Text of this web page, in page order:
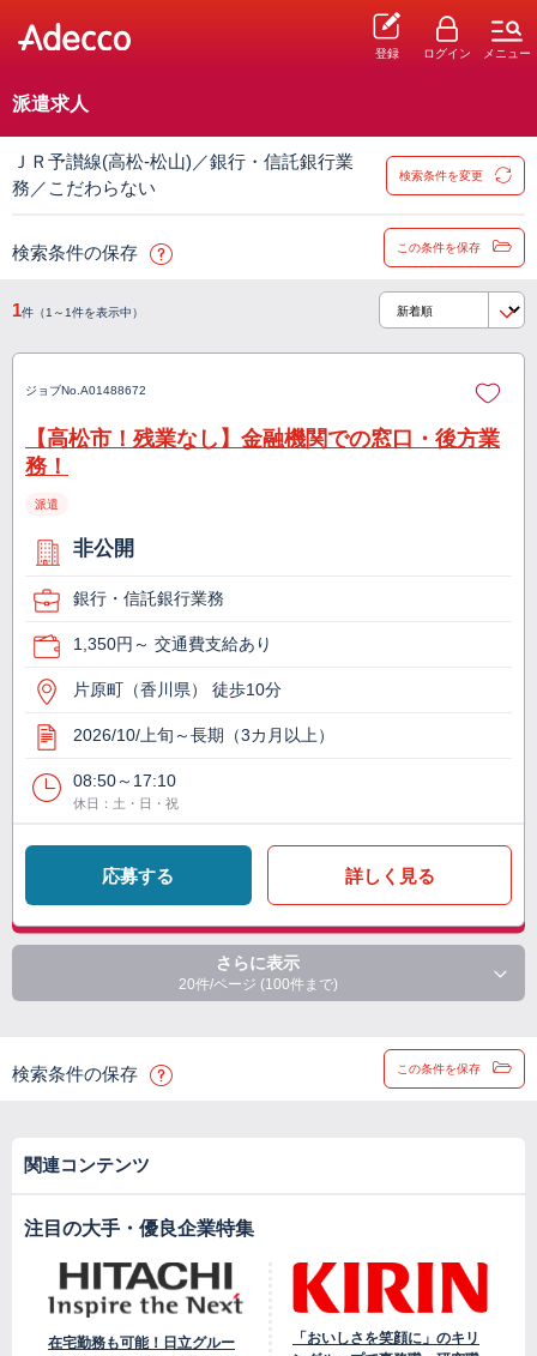
登録 ログイン メニュー
派遣求人
ＪＲ予讃線(高松-松山)／銀行・信託銀行業
務／こだわらない
検索条件を変更
検索条件の保存 この条件を保存
1件（1～1件を表示中）
ジョブNo. A01488672
【高松市！残業なし】金融機関での窓口・後方業
務！
派遣
非公開
銀行・信託銀行業務
1,350円～ 交通費支給あり
片原町（香川県） 徒歩10分
2026/10/上旬～長期（3カ月以上）
08:50～17:10
休日：土・日・祝
応募する 詳しく見る
さらに表示
20件/ページ (100件まで)
検索条件の保存 この条件を保存
関連コンテンツ
注目の大手・優良企業特集
在宅勤務も可能！日立グルー
「おいしさを笑顔に」のキリ